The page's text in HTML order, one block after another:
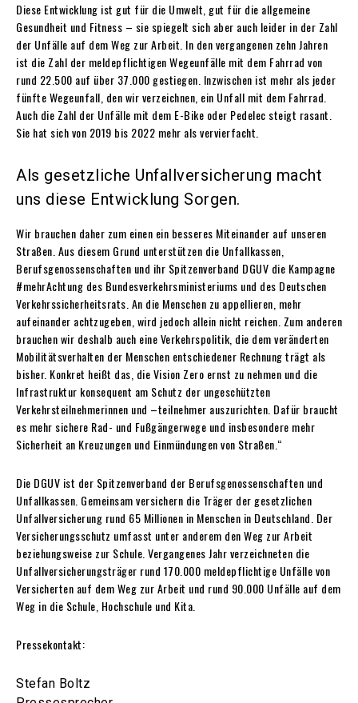
Diese Entwicklung ist gut für die Umwelt, gut für die allgemeine
Gesundheit und Fitness – sie spiegelt sich aber auch leider in der Zahl
der Unfälle auf dem Weg zur Arbeit. In den vergangenen zehn Jahren
ist die Zahl der meldepflichtigen Wegeunfälle mit dem Fahrrad von
rund 22.500 auf über 37.000 gestiegen. Inzwischen ist mehr als jeder
fünfte Wegeunfall, den wir verzeichnen, ein Unfall mit dem Fahrrad.
Auch die Zahl der Unfälle mit dem E-Bike oder Pedelec steigt rasant.
Sie hat sich von 2019 bis 2022 mehr als vervierfacht.
Als gesetzliche Unfallversicherung macht
uns diese Entwicklung Sorgen.
Wir brauchen daher zum einen ein besseres Miteinander auf unseren
Straßen. Aus diesem Grund unterstützen die Unfallkassen,
Berufsgenossenschaften und ihr Spitzenverband DGUV die Kampagne
#mehrAchtung des Bundesverkehrsministeriums und des Deutschen
Verkehrssicherheitsrats. An die Menschen zu appellieren, mehr
aufeinander achtzugeben, wird jedoch allein nicht reichen. Zum anderen
brauchen wir deshalb auch eine Verkehrspolitik, die dem veränderten
Mobilitätsverhalten der Menschen entschiedener Rechnung trägt als
bisher. Konkret heißt das, die Vision Zero ernst zu nehmen und die
Infrastruktur konsequent am Schutz der ungeschützten
Verkehrsteilnehmerinnen und –teilnehmer auszurichten. Dafür braucht
es mehr sichere Rad- und Fußgängerwege und insbesondere mehr
Sicherheit an Kreuzungen und Einmündungen von Straßen.“
Die DGUV ist der Spitzenverband der Berufsgenossenschaften und
Unfallkassen. Gemeinsam versichern die Träger der gesetzlichen
Unfallversicherung rund 65 Millionen in Menschen in Deutschland. Der
Versicherungsschutz umfasst unter anderem den Weg zur Arbeit
beziehungsweise zur Schule. Vergangenes Jahr verzeichneten die
Unfallversicherungsträger rund 170.000 meldepflichtige Unfälle von
Versicherten auf dem Weg zur Arbeit und rund 90.000 Unfälle auf dem
Weg in die Schule, Hochschule und Kita.
Pressekontakt:
Stefan Boltz